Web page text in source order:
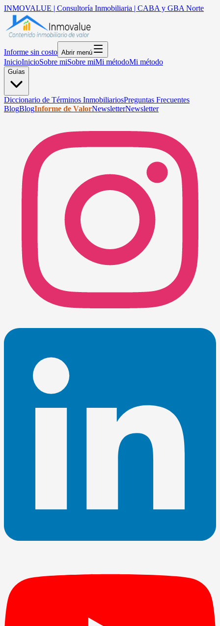
INMOVALUE | Consultoría Inmobiliaria | CABA y GBA Norte
Informe sin costo Abrir menú
InicioInicioSobre miSobre miMi métodoMi método
Guías
Diccionario de Términos InmobiliariosPreguntas Frecuentes
BlogBlogInforme de ValorNewsletterNewsletter